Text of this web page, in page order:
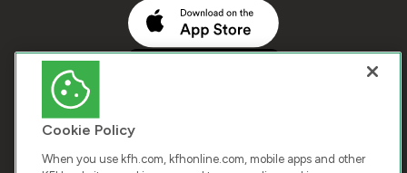
Cookie Policy
When you use kfh.com, kfhonline.com, mobile apps and other